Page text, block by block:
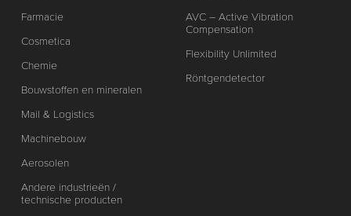
Farmacie
Cosmetica
Chemie
Bouwstoffen en mineralen
Mail & Logistics
Machinebouw
Aerosolen
Andere industrieën /
technische producten
AVC – Active Vibration
Compensation
Flexibility Unlimited
Röntgendetector